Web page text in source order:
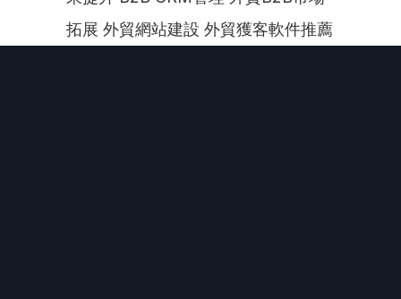
拓展 外貿網站建設 外貿獲客軟件推薦